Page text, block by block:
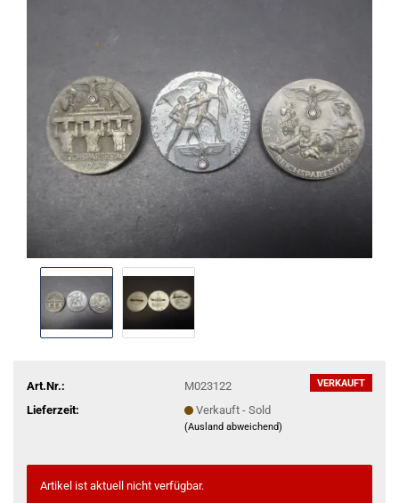
VERKAUFT
Art.Nr.:
M023122
Lieferzeit:
Verkauft - Sold
(Ausland abweichend)
Artikel ist aktuell nicht verfügbar.